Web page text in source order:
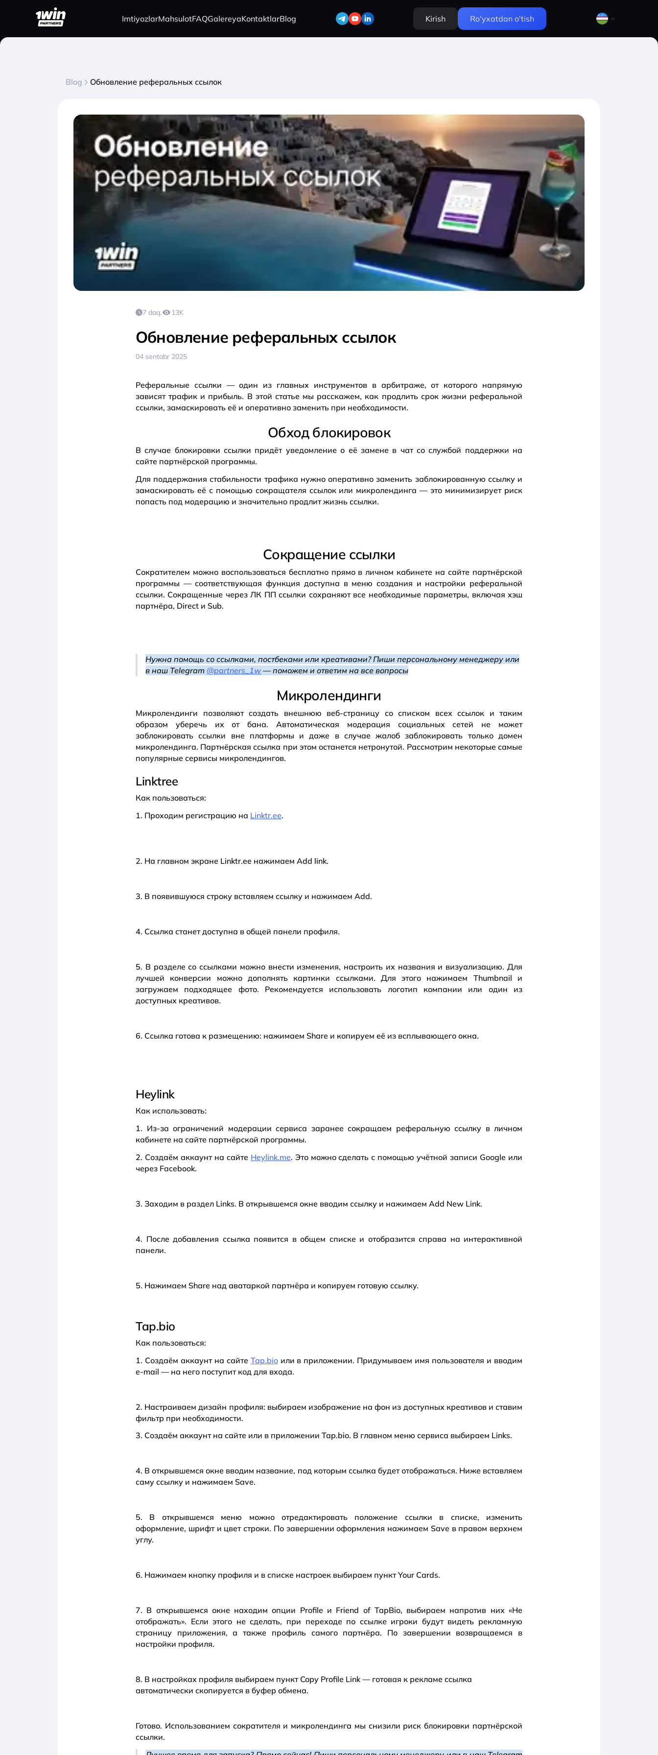
ImtiyozlarMahsulotFAQGalereyaKontaktlarBlog Kirish Ro'yxatdan o'tish
Blog Обновление реферальных ссылок
7 daq. 13K
Обновление реферальных ссылок
04 sentabr 2025
Реферальные ссылки — один из главных инструментов в арбитраже, от которого напрямую
зависят трафик и прибыль. В этой статье мы расскажем, как продлить срок жизни реферальной
ссылки, замаскировать её и оперативно заменить при необходимости.
Обход блокировок
В случае блокировки ссылки придёт уведомление о её замене в чат со службой поддержки на
сайте партнёрской программы.
Для поддержания стабильности трафика нужно оперативно заменить заблокированную ссылку и
замаскировать её с помощью сокращателя ссылок или микролендинга — это минимизирует риск
попасть под модерацию и значительно продлит жизнь ссылки.
Сокращение ссылки
Сократителем можно воспользоваться бесплатно прямо в личном кабинете на сайте партнёрской
программы — соответствующая функция доступна в меню создания и настройки реферальной
ссылки. Сокращенные через ЛК ПП ссылки сохраняют все необходимые параметры, включая хэш
партнёра, Direct и Sub.
Нужна помощь со ссылками, постбеками или креативами? Пиши персональному менеджеру или
в наш Telegram @partners_1w — поможем и ответим на все вопросы
Микролендинги
Микролендинги позволяют создать внешнюю веб-страницу со списком всех ссылок и таким
образом уберечь их от бана. Автоматическая модерация социальных сетей не может
заблокировать ссылки вне платформы и даже в случае жалоб заблокировать только домен
микролендинга. Партнёрская ссылка при этом останется нетронутой. Рассмотрим некоторые самые
популярные сервисы микролендингов.
Linktree
Как пользоваться:
1. Проходим регистрацию на Linktr.ee.
2. На главном экране Linktr.ee нажимаем Add link.
3. В появившуюся строку вставляем ссылку и нажимаем Add.
4. Ссылка станет доступна в общей панели профиля.
5. В разделе со ссылками можно внести изменения, настроить их названия и визуализацию. Для
лучшей конверсии можно дополнять картинки ссылками. Для этого нажимаем Thumbnail и
загружаем подходящее фото. Рекомендуется использовать логотип компании или один из
доступных креативов.
6. Ссылка готова к размещению: нажимаем Share и копируем её из всплывающего окна.
Heylink
Как использовать:
1. Из-за ограничений модерации сервиса заранее сокращаем реферальную ссылку в личном
кабинете на сайте партнёрской программы.
2. Создаём аккаунт на сайте Heylink.me. Это можно сделать с помощью учётной записи Google или
через Facebook.
3. Заходим в раздел Links. В открывшемся окне вводим ссылку и нажимаем Add New Link.
4. После добавления ссылка появится в общем списке и отобразится справа на интерактивной
панели.
5. Нажимаем Share над аватаркой партнёра и копируем готовую ссылку.
Tap.bio
Как пользоваться:
1. Создаём аккаунт на сайте Tap.bioили в приложении. Придумываем имя пользователя и вводим
e-mail — на него поступит код для входа.
2. Настраиваем дизайн профиля: выбираем изображение на фон из доступных креативов и ставим
фильтр при необходимости.
3. Создаём аккаунт на сайте или в приложении Tap.bio. В главном меню сервиса выбираем Links.
4. В открывшемся окне вводим название, под которым ссылка будет отображаться. Ниже вставляем
саму ссылку и нажимаем Save.
5. В открывшемся меню можно отредактировать положение ссылки в списке, изменить
оформление, шрифт и цвет строки. По завершении оформления нажимаем Save в правом верхнем
углу.
6. Нажимаем кнопку профиля и в списке настроек выбираем пункт Your Cards.
7. В открывшемся окне находим опции Profile и Friend of TapBio, выбираем напротив них «Не
отображать». Если этого не сделать, при переходе по ссылке игроки будут видеть рекламную
страницу приложения, а также профиль самого партнёра. По завершении возвращаемся в
настройки профиля.
8. В настройках профиля выбираем пункт Copy Profile Link — готовая к рекламе ссылка
автоматически скопируется в буфер обмена.
Готово. Использованием сократителя и микролендинга мы снизили риск блокировки партнёрской
ссылки.